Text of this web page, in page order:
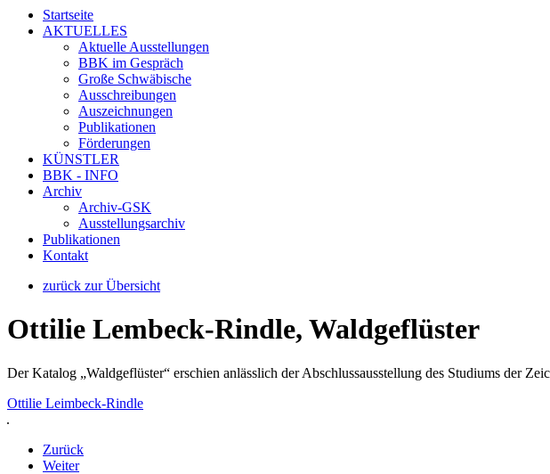
Startseite
AKTUELLES
Aktuelle Ausstellungen
BBK im Gespräch
Große Schwäbische
Ausschreibungen
Auszeichnungen
Publikationen
Förderungen
KÜNSTLER
BBK - INFO
Archiv
Archiv-GSK
Ausstellungsarchiv
Publikationen
Kontakt
zurück zur Übersicht
Ottilie Lembeck-Rindle, Waldgeflüster
Der Katalog „Waldgeflüster“ erschien anlässlich der Abschlussausstellung des Studiums der
Ottilie Leimbeck-Rindle
Zurück
Weiter